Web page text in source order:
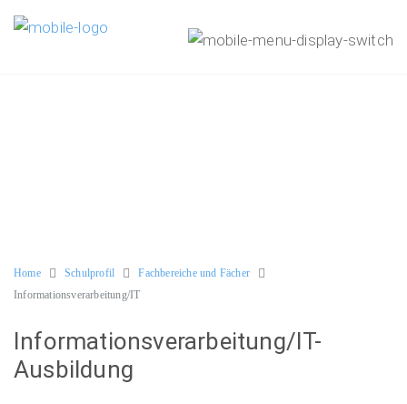
Home Schulprofil
Fachbereiche und Fächer
Informationsverarbeitung/IT
Informationsverarbeitung/IT-
Ausbildung